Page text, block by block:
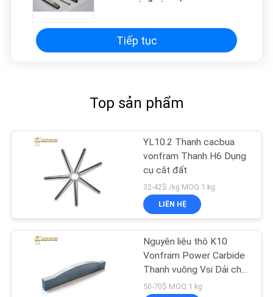
Tiếp tục
Top sản phẩm
YL10.2 Thanh cacbua
vonfram Thanh H6 Dụng
cụ cắt đất
32-42$ /kg MOQ:1 kg
LIÊN HỆ
Nguyên liệu thô K10
Vonfram Power Carbide
Thanh vuông Vsi Dải cho
máy nghiền đá
50-70$ MOQ:1 kg